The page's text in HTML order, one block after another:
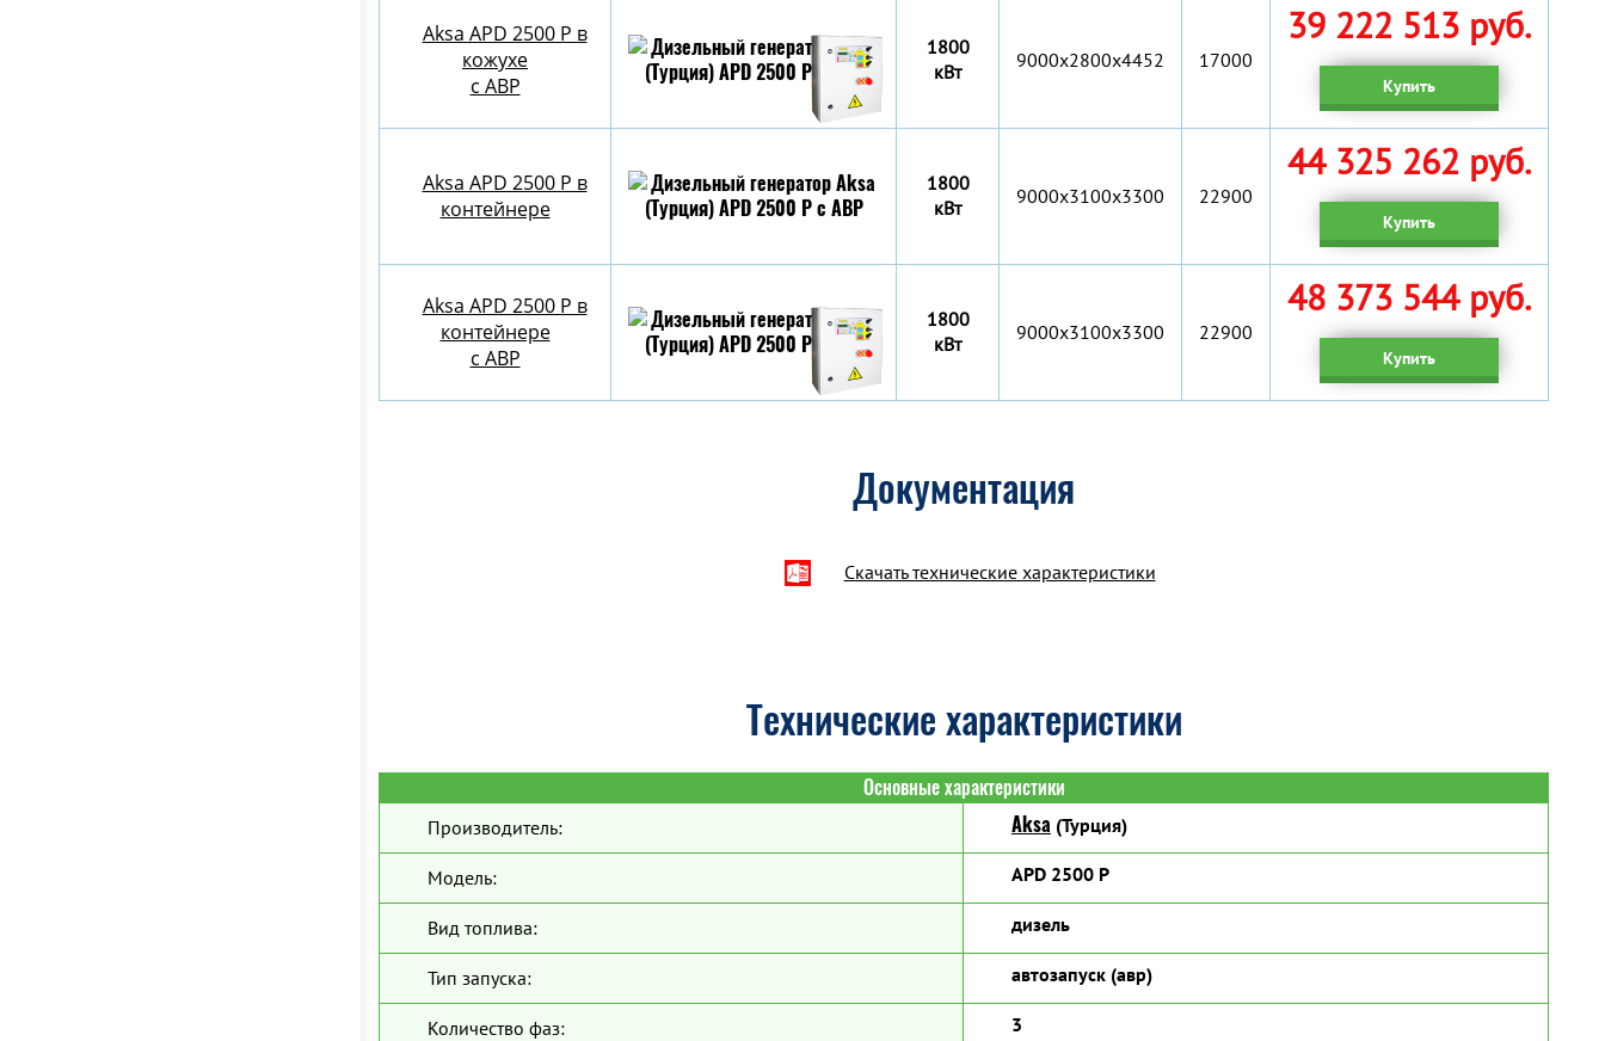
Aksa APD 2500 P в
кожухе
с АВР
1800
кВт
9000x2800x4452 17000
39 222 513 руб.
Купить
Aksa APD 2500 P в
контейнере
1800
кВт
9000х3100х3300 22900
44 325 262 руб.
Купить
Aksa APD 2500 P в
контейнере
c АВР
1800
кВт
9000х3100х3300 22900
48 373 544 руб.
Купить
Документация
Скачать технические характеристики
Технические характеристики
Основные характеристики
Производитель: Aksa (Турция)
Модель: APD 2500 P
Вид топлива: дизель
Тип запуска: автозапуск (авр)
Количество фаз: 3